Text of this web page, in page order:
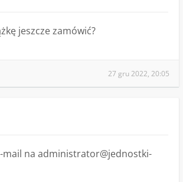
jeszcze zamówić?
27 gru 2022, 20:05
mail na administrator@jednostki-